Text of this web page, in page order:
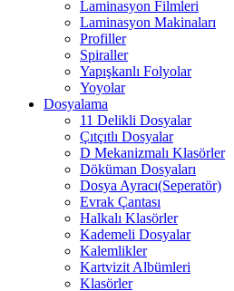
Laminasyon Filmleri
Laminasyon Makinaları
Profiller
Spiraller
Yapışkanlı Folyolar
Yoyolar
Dosyalama
11 Delikli Dosyalar
Çıtçıtlı Dosyalar
D Mekanizmalı Klasörler
Döküman Dosyaları
Dosya Ayracı(Seperatör)
Evrak Çantası
Halkalı Klasörler
Kademeli Dosyalar
Kalemlikler
Kartvizit Albümleri
Klasörler